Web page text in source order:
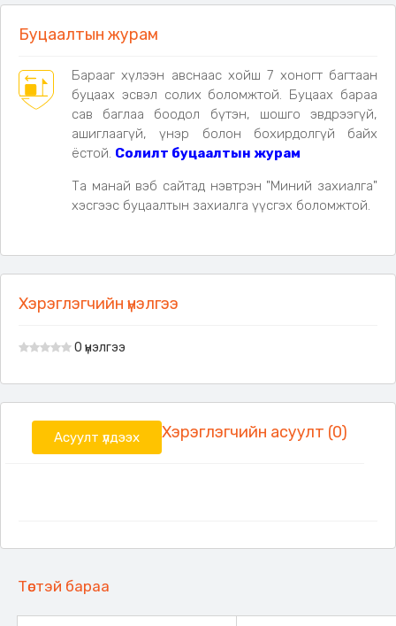
Буцаалтын журам
Барааг хүлээн авснаас хойш 7 хоногт багтаан
буцаах эсвэл солих боломжтой. Буцаах бараа
сав баглаа боодол бүтэн, шошго эвдрээгүй,
ашиглаагүй, үнэр болон бохирдолгүй байх
ёстой. Солилт буцаалтын журам
Та манай вэб сайтад нэвтрэн "Миний захиалга"
хэсгээс буцаалтын захиалга үүсгэх боломжтой.
Хэрэглэгчийн үнэлгээ
0 үнэлгээ
Хэрэглэгчийн асуулт (0)
Асуулт үлдээх
Төстэй бараа